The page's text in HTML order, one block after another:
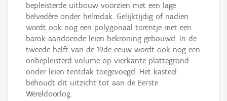
bepleisterde uitbouw voorzien met een lage
belvedère onder helmdak. Gelijktijdig of nadien
wordt ook nog een polygonaal torentje met een
barok-aandoende leien bekroning gebouwd. In de
tweede helft van de 19de eeuw wordt ook nog een
onbepleisterd volume op vierkante plattegrond
onder leien tentdak toegevoegd. Het kasteel
behoudt dit uitzicht tot aan de Eerste
Wereldoorlog.